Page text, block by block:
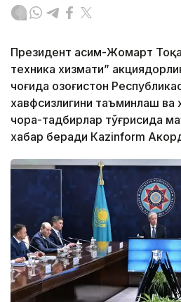
Президент Қасим-Жомарт
техника хизмати”
чоғида Қозоғистон
хавфсизлигини таъминлаш ва
чора-тадбирлар тўғрисида
хабар беради Каzinform